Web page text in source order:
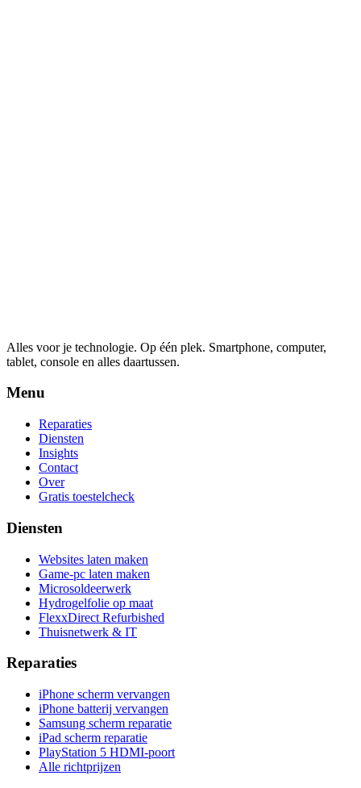
Alles voor je technologie. Op één plek. Smartphone, computer,
tablet, console en alles daartussen.
Menu
Reparaties
Diensten
Insights
Contact
Over
Gratis toestelcheck
Diensten
Websites laten maken
Game-pc laten maken
Microsoldeerwerk
Hydrogelfolie op maat
FlexxDirect Refurbished
Thuisnetwerk & IT
Reparaties
iPhone scherm vervangen
iPhone batterij vervangen
Samsung scherm reparatie
iPad scherm reparatie
PlayStation 5 HDMI-poort
Alle richtprijzen